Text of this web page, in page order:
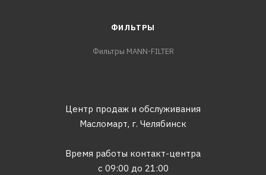
ФИЛЬТРЫ
Фильтры MANN-FILTER
Центр продаж и обслуживания
Масломарт, г. Челябинск
Время работы контакт-центра
с 09:00 до 21:00